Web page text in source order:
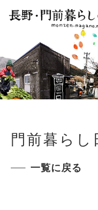
門前暮らし
一覧に戻る